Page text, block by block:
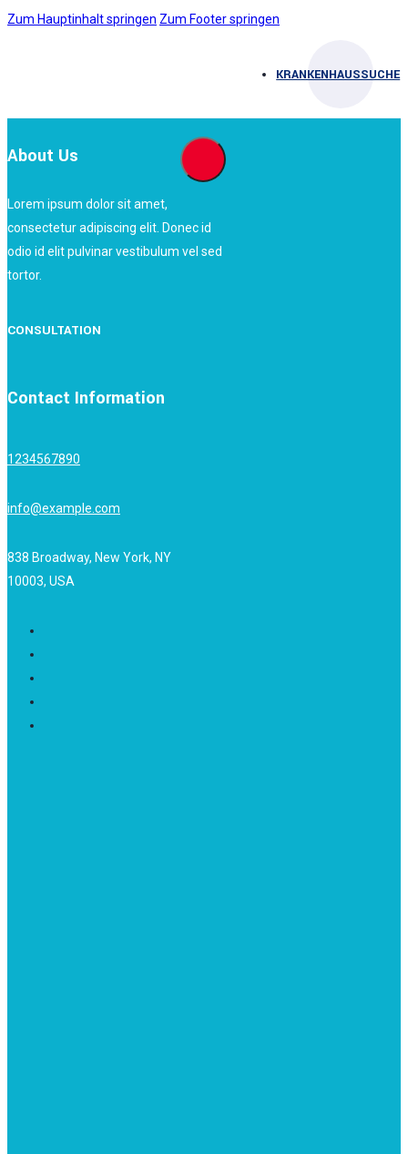
Zum Hauptinhalt springen Zum Footer springen
KRANKENHAUSSUCHE
About Us
Lorem ipsum dolor sit amet,
consectetur adipiscing elit. Donec id
odio id elit pulvinar vestibulum vel sed
tortor.
CONSULTATION
Contact Information
1234567890
info@example.com
838 Broadway, New York, NY
10003, USA